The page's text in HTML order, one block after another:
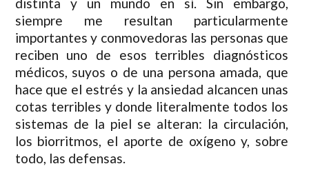
siempre me resultan particularmente
importantes y conmovedoras las personas que
reciben uno de esos terribles diagnósticos
médicos, suyos o de una persona amada, que
hace que el estrés y la ansiedad alcancen unas
cotas terribles y donde literalmente todos los
sistemas de la piel se alteran: la circulación,
los biorritmos, el aporte de oxígeno y, sobre
todo, las defensas.